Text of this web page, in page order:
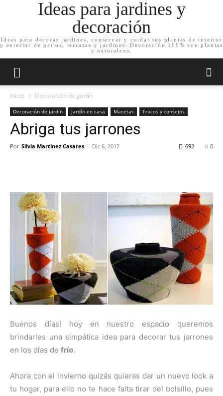
Ideas para jardines y
decoración
Ideas para decorar jardines, conservar y cuidar tus plantas de interior
y exterior de patios, terrazas y jardines. Decoración 100% con plantas
y naturaleza.
Inicio Decoración de jardín
Decoración de jardín Jardín en casa Macetas Trucos y consejos
Abriga tus jarrones
Por Silvia Martínez Casares - Dic 6, 2012 0
692
Buenos días! hoy en nuestro espacio queremos
brindarles una simpática idea para decorar tus jarrones
en los días de frío.
Ahora con el invierno quizás quieras dar un nuevo look a
tu hogar, para ello no te hace falta tirar del bolsillo, pues